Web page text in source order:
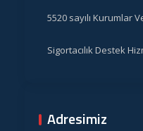
5520 sayılı Kurumlar
Sigortacılık Destek
Adresimiz